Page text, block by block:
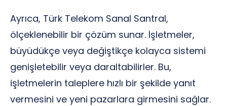
Ayrıca, Türk Telekom Sanal Santral,
ölçeklenebilir bir çözüm sunar. İşletmeler,
büyüdükçe veya değiştikçe kolayca sistemi
genişletebilir veya daraltabilirler. Bu,
işletmelerin taleplere hızlı bir şekilde yanıt
vermesini ve yeni pazarlara girmesini sağlar.